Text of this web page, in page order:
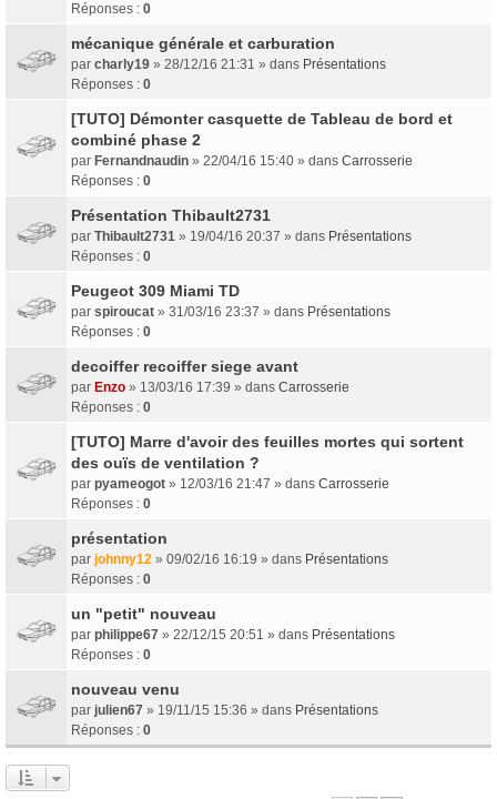
Réponses : 0
mécanique générale et carburation
par charly19 » 28/12/16 21:31 » dans Présentations
Réponses : 0
[TUTO] Démonter casquette de Tableau de bord et
combiné phase 2
par Fernandnaudin » 22/04/16 15:40 » dans Carrosserie
Réponses : 0
Présentation Thibault2731
par Thibault2731 » 19/04/16 20:37 » dans Présentations
Réponses : 0
Peugeot 309 Miami TD
par spiroucat » 31/03/16 23:37 » dans Présentations
Réponses : 0
decoiffer recoiffer siege avant
par Enzo » 13/03/16 17:39 » dans Carrosserie
Réponses : 0
[TUTO] Marre d'avoir des feuilles mortes qui sortent
des ouïs de ventilation ?
par pyameogot » 12/03/16 21:47 » dans Carrosserie
Réponses : 0
présentation
par johnny12 » 09/02/16 16:19 » dans Présentations
Réponses : 0
un "petit" nouveau
par philippe67 » 22/12/15 20:51 » dans Présentations
Réponses : 0
nouveau venu
par julien67 » 19/11/15 15:36 » dans Présentations
Réponses : 0